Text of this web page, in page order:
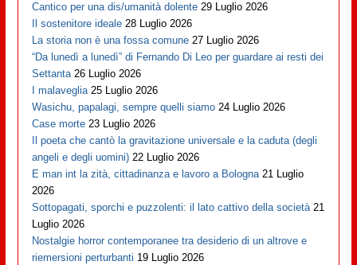
Cantico per una dis/umanità dolente 29 Luglio 2026
Il sostenitore ideale 28 Luglio 2026
La storia non è una fossa comune 27 Luglio 2026
“Da lunedì a lunedì” di Fernando Di Leo per guardare ai resti dei
Settanta 26 Luglio 2026
I malaveglia 25 Luglio 2026
Wasichu, papalagi, sempre quelli siamo 24 Luglio 2026
Case morte 23 Luglio 2026
Il poeta che cantò la gravitazione universale e la caduta (degli
angeli e degli uomini) 22 Luglio 2026
E man int la zità, cittadinanza e lavoro a Bologna 21 Luglio
2026
Sottopagati, sporchi e puzzolenti: il lato cattivo della società 21
Luglio 2026
Nostalgie horror contemporanee tra desiderio di un altrove e
riemersioni perturbanti 19 Luglio 2026